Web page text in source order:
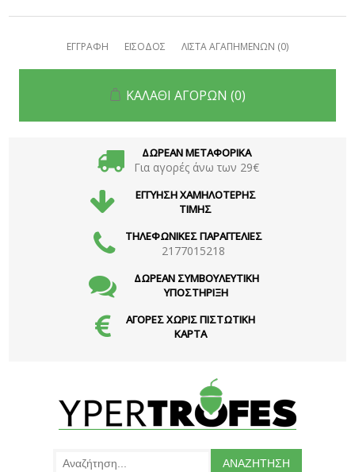
ΕΓΓΡΑΦΗ ΕΙΣΟΔΟΣ ΛΙΣΤΑ ΑΓΑΠΗΜΕΝΩΝ (0)
ΚΑΛΑΘΙ ΑΓΟΡΩΝ (0)
ΔΩΡΕΑΝ ΜΕΤΑΦΟΡΙΚΑ
Για αγορές άνω των 29€
ΕΓΓΥΗΣΗ ΧΑΜΗΛΟΤΕΡΗΣ
ΤΙΜΗΣ
ΤΗΛΕΦΩΝΙΚΕΣ ΠΑΡΑΓΓΕΛΙΕΣ
2177015218
ΔΩΡΕΑΝ ΣΥΜΒΟΥΛΕΥΤΙΚΗ
ΥΠΟΣΤΗΡΙΞΗ
ΑΓΟΡΕΣ ΧΩΡΙΣ ΠΙΣΤΩΤΙΚΗ
ΚΑΡΤΑ